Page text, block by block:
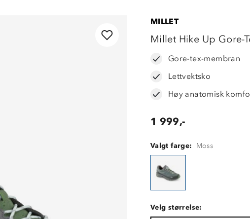
MILLET
Millet Hike Up Gore-
Gore-tex-membran
Lettvektsko
Høy anatomisk
1 999,-
Valgt farge: Moss
Velg størrelse: